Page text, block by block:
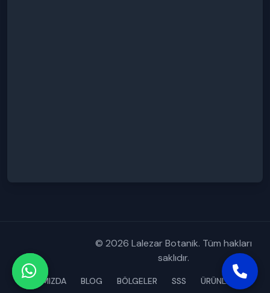
© 2026 Lalezar Botanik. Tüm hakları
saklıdır.
HAKKIMIZDA BLOG BÖLGELER SSS ÜRÜNLERİMİZ